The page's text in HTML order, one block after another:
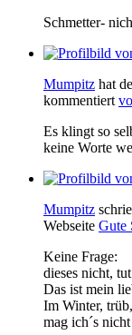
Schmetter-
Mumpitz hat
kommentiert
Es klingt so
keine Worte
Mumpitz
Webseite Gute
Keine Frage:
dieses nicht,
Das ist mein
Im Winter,
mag ich´s